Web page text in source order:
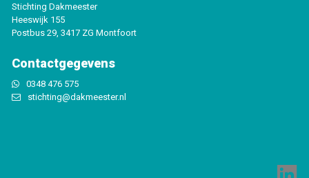
Stichting Dakmeester
Heeswijk 155
Postbus 29, 3417 ZG Montfoort
Contactgegevens
0348 476 575
stichting@dakmeester.nl